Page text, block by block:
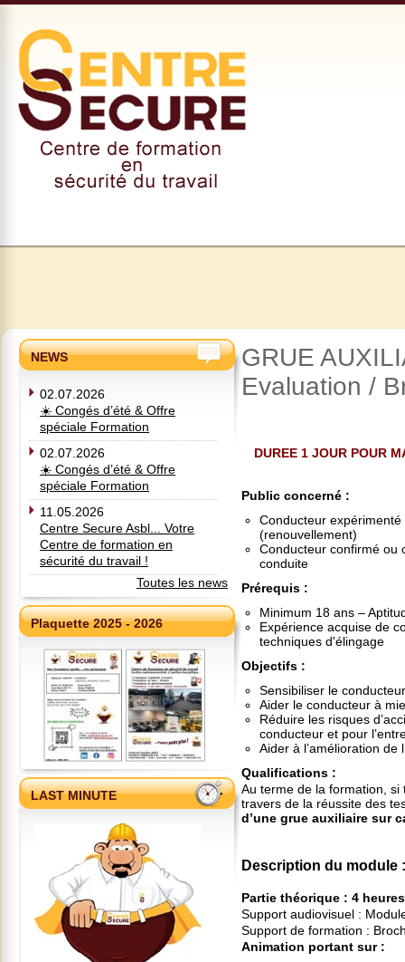
NEWS
02.07.2026
☀️ Congés d’été & Offre
spéciale Formation
02.07.2026
☀️ Congés d’été & Offre
spéciale Formation
11.05.2026
Centre Secure Asbl... Votre
Centre de formation en
sécurité du travail !
Toutes les news
Plaquette 2025 - 2026
LAST MINUTE
GRUE
Evaluation /
DUREE 1 JOUR POUR
Public concerné :
Conducteur
(renouvellement)
Conducteur confirmé ou
conduite
Prérequis :
Minimum 18 ans –
Expérience acquise de
techniques d'élingage
Objectifs :
Sensibiliser le
Aider le conducteur à
Réduire les risques
conducteur et pour
Aider à l’amélioration de
Qualifications :
Au terme de la formation,
travers de la réussite des
d’une grue auxiliaire sur
Description du module :
Partie théorique : 4
Support audiovisuel :
Support de formation :
Animation portant sur :